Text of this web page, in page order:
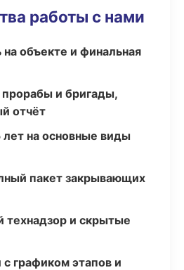
работы с нами
на объекте и финальная
и бригады,
отчёт
лет на основные виды
пакет закрывающих
технадзор и скрытые
графиком этапов и